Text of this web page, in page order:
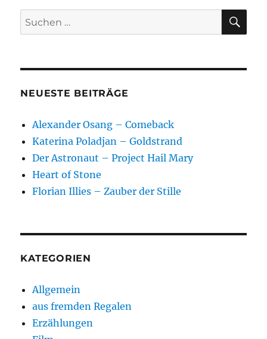
Suchen
nach:
NEUESTE BEITRÄGE
Alexander Osang – Comeback
Katerina Poladjan – Goldstrand
Der Astronaut – Project Hail Mary
Heart of Stone
Florian Illies – Zauber der Stille
KATEGORIEN
Allgemein
aus fremden Regalen
Erzählungen